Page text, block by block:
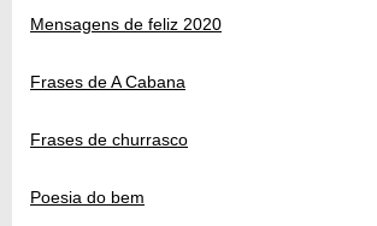
Mensagens de feliz 2020
Frases de A Cabana
Frases de churrasco
Poesia do bem